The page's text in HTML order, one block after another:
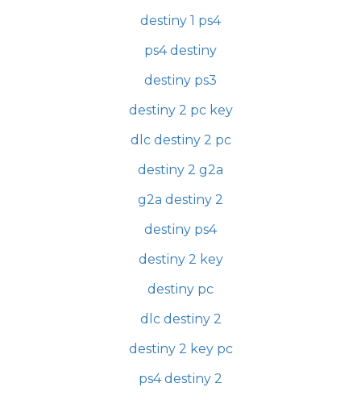
destiny 1 ps4
ps4 destiny
destiny ps3
destiny 2 pc key
dlc destiny 2 pc
destiny 2 g2a
g2a destiny 2
destiny ps4
destiny 2 key
destiny pc
dlc destiny 2
destiny 2 key pc
ps4 destiny 2